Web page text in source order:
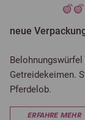
neue
Getreidekeimen.
Pferdelob.
ERFAHRE MEHR